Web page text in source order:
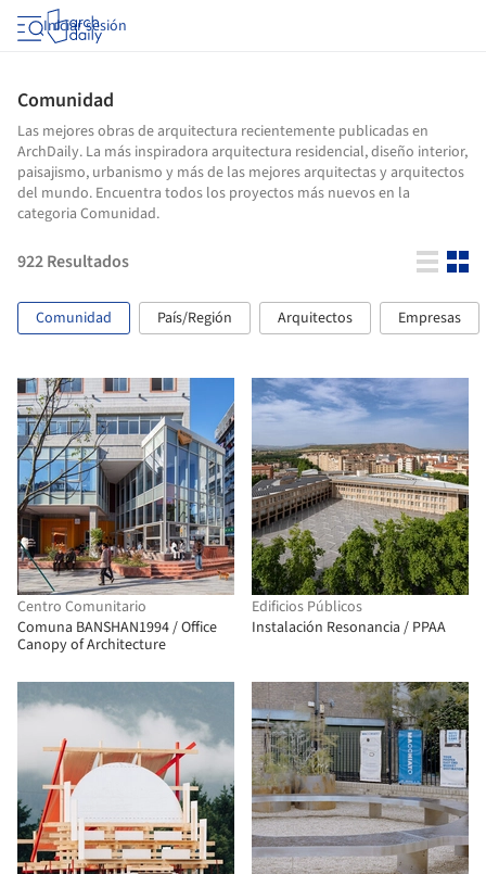
Iniciar sesión
Comunidad
Las mejores obras de arquitectura recientemente publicadas en
ArchDaily. La más inspiradora arquitectura residencial, diseño interior,
paisajismo, urbanismo y más de las mejores arquitectas y arquitectos
del mundo. Encuentra todos los proyectos más nuevos en la
categoria Comunidad.
922Resultados
Comunidad País/Región Arquitectos Empresas
Centro Comunitario
Comuna BANSHAN1994 / Office
Canopy of Architecture
Edificios Públicos
Instalación Resonancia / PPAA